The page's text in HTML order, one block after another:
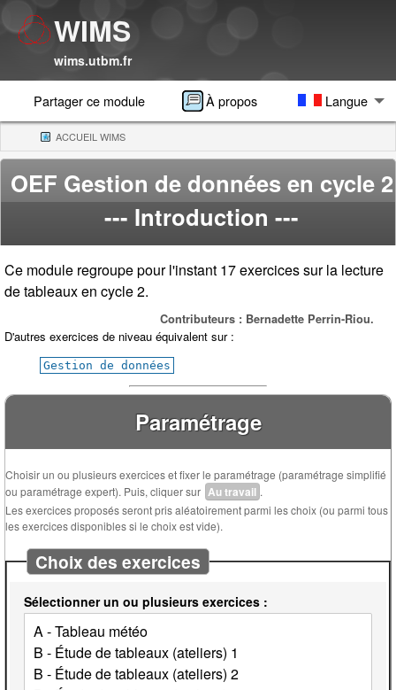
WIMS
wims.utbm.fr
Partager ce module À propos Langue
ACCUEIL WIMS(CURRENT)
OEF Gestion de données en cycle 2
--- Introduction ---
Ce module regroupe pour l'instant 17 exercices sur la lecture
de tableaux en cycle 2.
Contributeurs : Bernadette Perrin-Riou.
D'autres exercices de niveau équivalent sur :
Gestion de données
Paramétrage
Choisir un ou plusieurs exercices et fixer le paramétrage (paramétrage simplifié
ou paramétrage expert). Puis, cliquer sur Au travail .
Les exercices proposés seront pris aléatoirement parmi les choix (ou parmi tous
les exercices disponibles si le choix est vide).
Choix des exercices
Sélectionner un ou plusieurs exercices :